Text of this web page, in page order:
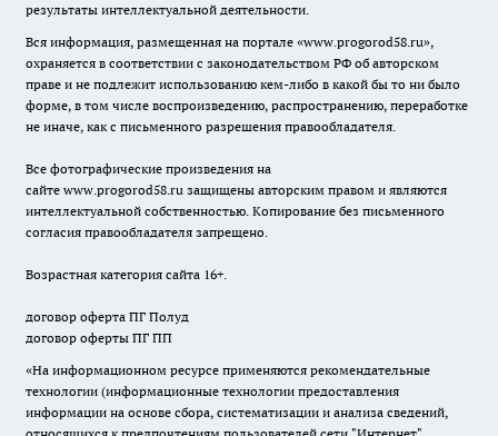
результаты интеллектуальной деятельности.
Вся информация, размещенная на портале «www.progorod58.ru»,
охраняется в соответствии с законодательством РФ об авторском
праве и не подлежит использованию кем-либо в какой бы то ни было
форме, в том числе воспроизведению, распространению, переработке
не иначе, как с письменного разрешения правообладателя.
Все фотографические произведения на
сайте www.progorod58.ru защищены авторским правом и являются
интеллектуальной собственностью. Копирование без письменного
согласия правообладателя запрещено.
Возрастная категория сайта 16+.
договор оферта ПГ Полуд
договор оферты ПГ ПП
«На информационном ресурсе применяются рекомендательные
технологии (информационные технологии предоставления
информации на основе сбора, систематизации и анализа сведений,